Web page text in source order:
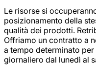
Le risorse si
posizionamento della
qualità dei prodotti.
Offriamo un contratto a
a tempo determinato
giornaliero dal lunedì al